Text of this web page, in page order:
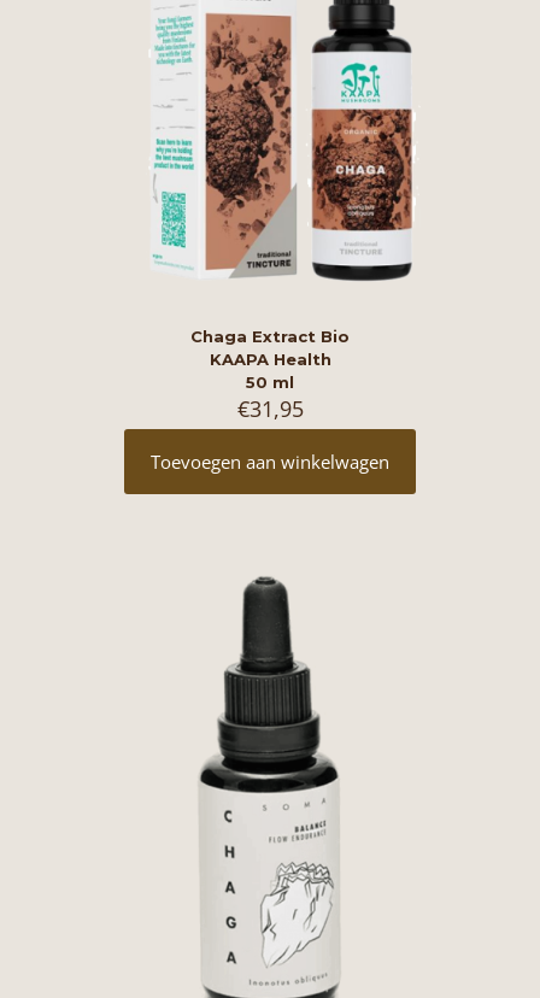
Chaga Extract Bio
KAAPA Health
50 ml
€31,95
Toevoegen aan winkelwagen